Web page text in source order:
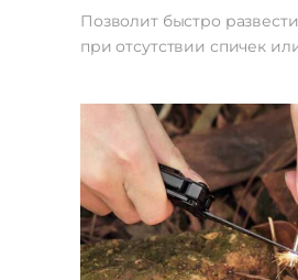
Позволит быстро
при отсутствии спичек